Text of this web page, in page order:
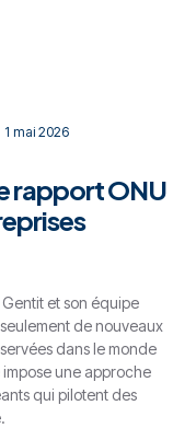
1 mai 2026
rapport ONU
et son équipe
de nouveaux
dans le monde
une approche
qui pilotent des